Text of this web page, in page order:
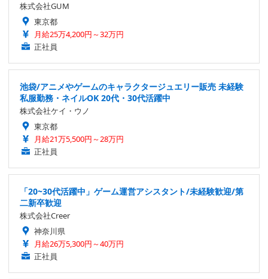
株式会社GUM
東京都
月給25万4,200円～32万円
正社員
池袋/アニメやゲームのキャラクタージュエリー販売 未経験
私服勤務・ネイルOK 20代・30代活躍中
株式会社ケイ・ウノ
東京都
月給21万5,500円～28万円
正社員
「20~30代活躍中」ゲーム運営アシスタント/未経験歓迎/第
二新卒歓迎
株式会社Creer
神奈川県
月給26万5,300円～40万円
正社員